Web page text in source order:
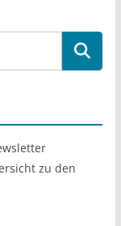
zu den